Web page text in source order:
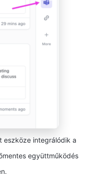
eszköze integrálódik a
együttműködés